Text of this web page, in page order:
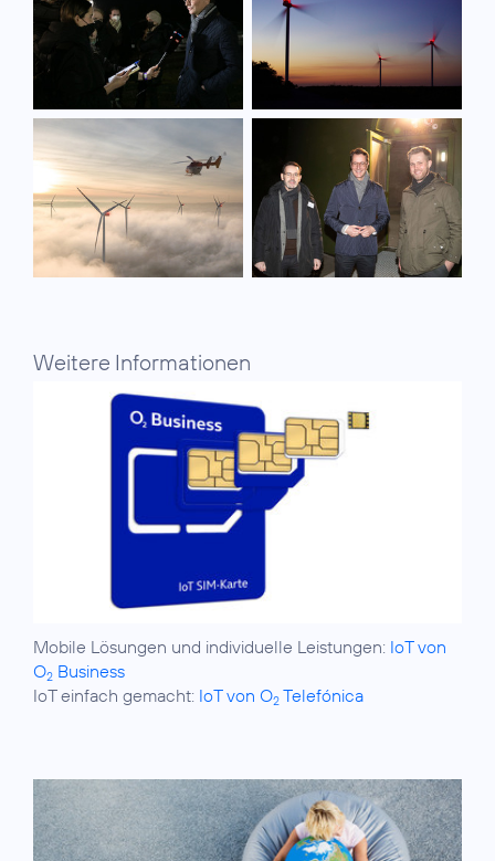
Weitere Informationen
Mobile Lösungen und individuelle Leistungen: IoT von
O2 Business
IoT einfach gemacht: IoT von O2 Telefónica